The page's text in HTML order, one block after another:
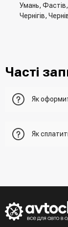
Умань,
Чернігів,
Часті
Як
нього та
зателефонує
Третій варіант
Як